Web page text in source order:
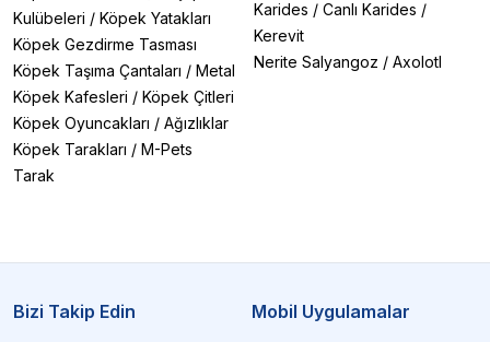
Kulübeleri / Köpek Yatakları
Köpek Gezdirme Tasması
Köpek Taşıma Çantaları / Metal
Köpek Kafesleri / Köpek Çitleri
Köpek Oyuncakları / Ağızlıklar
Köpek Tarakları / M-Pets
Tarak
Karides / Canlı Karides /
Kerevit
Nerite Salyangoz / Axolotl
Bizi Takip Edin Mobil Uygulamalar